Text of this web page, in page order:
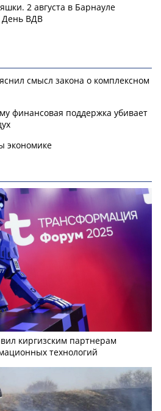
2 августа в Барнауле
День ВДВ
смысл закона о комплексном
финансовая поддержка убивает
экономике
киргизским партнерам
технологий